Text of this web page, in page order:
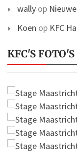
wally op
Koen op KFC
KFC'S FOTO'S